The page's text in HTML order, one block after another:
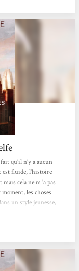
qu’il n’y a aucun
fluide, l’histoire
cela ne m ’a pas
les choses
un style jeunesse,
contrées de notre